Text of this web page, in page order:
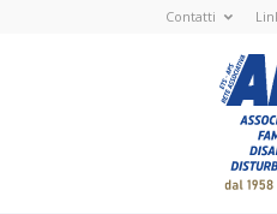
Contatti
ETS
-
APS
di
e